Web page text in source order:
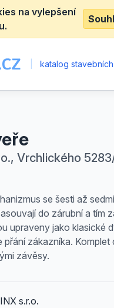
na vylepšení
katalog
Vrchlického
se šesti až sedmi
do zárubní a tím
upraveny jako klasické
zákazníka. Komplet
závěsy.
s.r.o.